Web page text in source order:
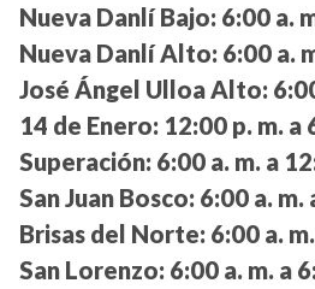
Nueva Danlí Bajo: 6:00 a.
Nueva Danlí Alto: 6:00 a.
José Ángel Ulloa Alto:
14 de Enero: 12:00 p. m. a
Superación: 6:00 a. m. a
San Juan Bosco: 6:00 a. m.
Brisas del Norte: 6:00 a.
San Lorenzo: 6:00 a. m. a